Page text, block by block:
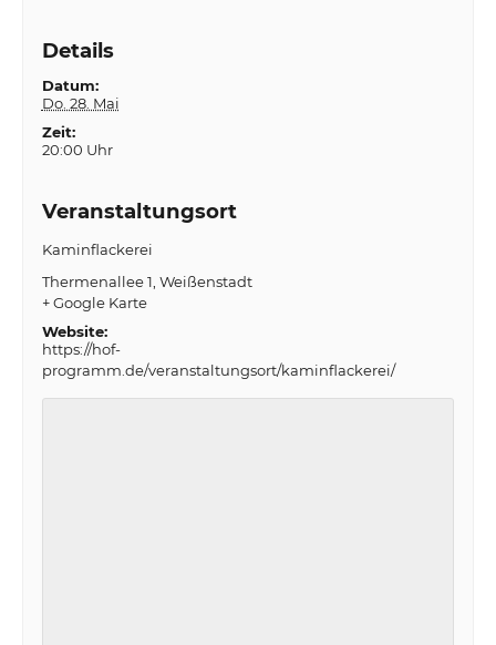
Details
Datum:
Do. 28. Mai
Zeit:
20:00 Uhr
Veranstaltungsort
Kaminflackerei
Thermenallee 1 Weißenstadt
+ Google Karte
Website:
https://hof-
programm.de/veranstaltungsort/kaminflackerei/